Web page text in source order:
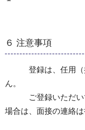
６ 注意事項
登録は、任用（採
ん。
ご登録いただいて
場合は、面接の連絡は